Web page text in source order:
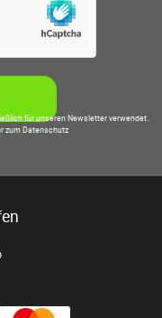
für unseren Newsletter verwendet.
zum Datenschutz